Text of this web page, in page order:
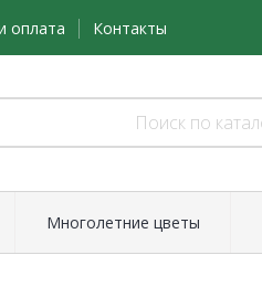
оплата Контакты
Многолетние цветы